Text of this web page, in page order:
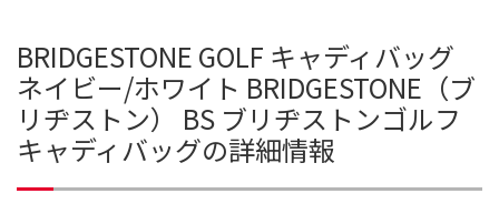
BRIDGESTONE GOLF キャディバッグ
ネイビー/ホワイト BRIDGESTONE（ブ
リヂストン） BS ブリヂストンゴルフ
キャディバッグの詳細情報